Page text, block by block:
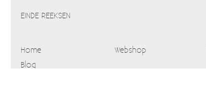
EINDE REEKSEN
Home Webshop
Blog